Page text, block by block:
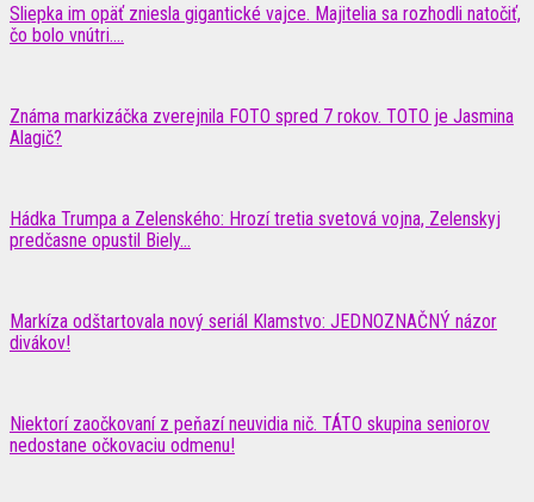
Sliepka im opäť zniesla gigantické vajce. Majitelia sa rozhodli natočiť,
čo bolo vnútri....
Známa markizáčka zverejnila FOTO spred 7 rokov. TOTO je Jasmina
Alagič?
Hádka Trumpa a Zelenského: Hrozí tretia svetová vojna, Zelenskyj
predčasne opustil Biely...
Markíza odštartovala nový seriál Klamstvo: JEDNOZNAČNÝ názor
divákov!
Niektorí zaočkovaní z peňazí neuvidia nič. TÁTO skupina seniorov
nedostane očkovaciu odmenu!